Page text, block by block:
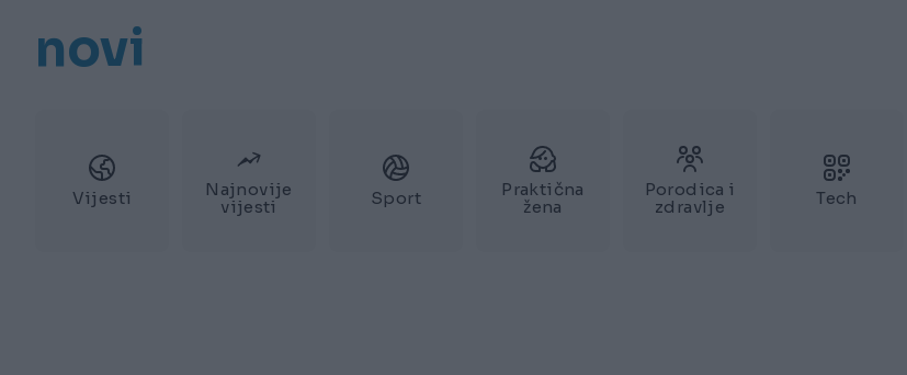
novi
Vijesti
Najnovije
vijesti
Sport
Praktična
žena
Porodica i
zdravlje
Tech